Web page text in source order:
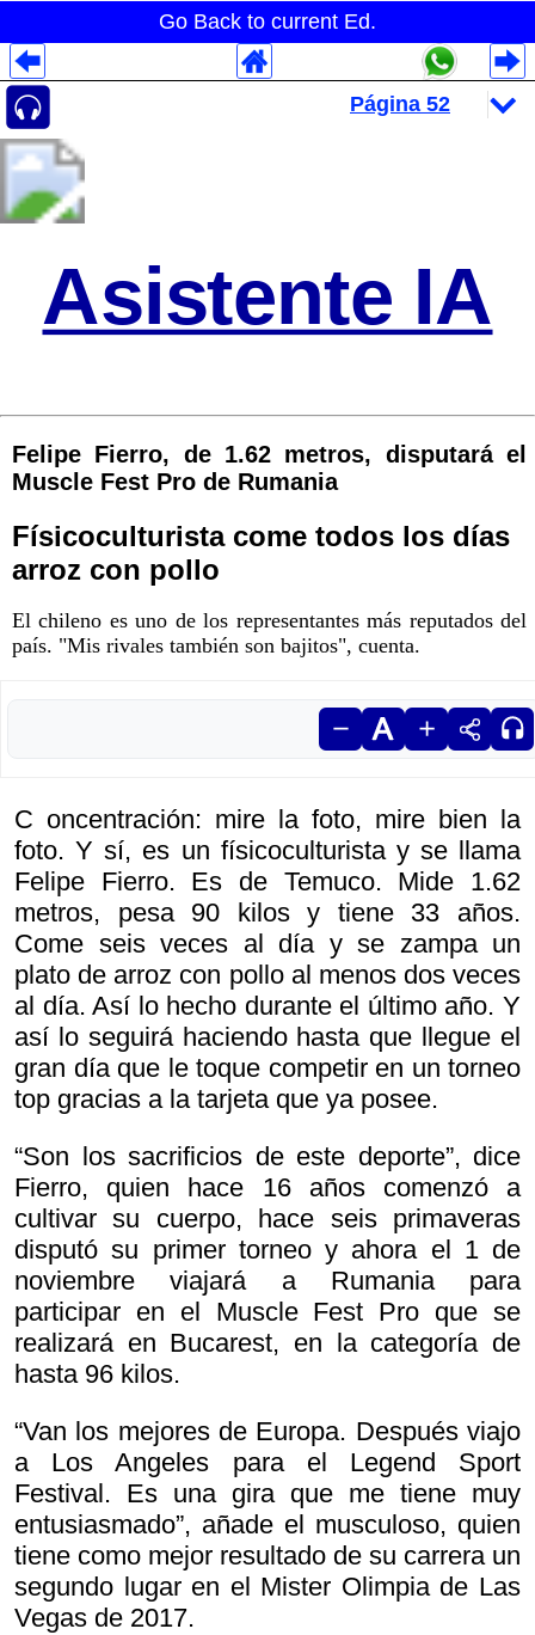
Go Back to current Ed.
Asistente IA
Felipe Fierro, de 1.62 metros, disputará el
Muscle Fest Pro de Rumania
Físicoculturista come todos los días
arroz con pollo
El chileno es uno de los representantes más reputados del
país. "Mis rivales también son bajitos", cuenta.
C oncentración: mire la foto, mire bien la
foto. Y sí, es un físicoculturista y se llama
Felipe Fierro. Es de Temuco. Mide 1.62
metros, pesa 90 kilos y tiene 33 años.
Come seis veces al día y se zampa un
plato de arroz con pollo al menos dos veces
al día. Así lo hecho durante el último año. Y
así lo seguirá haciendo hasta que llegue el
gran día que le toque competir en un torneo
top gracias a la tarjeta que ya posee.
“Son los sacrificios de este deporte”, dice
Fierro, quien hace 16 años comenzó a
cultivar su cuerpo, hace seis primaveras
disputó su primer torneo y ahora el 1 de
noviembre viajará a Rumania para
participar en el Muscle Fest Pro que se
realizará en Bucarest, en la categoría de
hasta 96 kilos.
“Van los mejores de Europa. Después viajo
a Los Angeles para el Legend Sport
Festival. Es una gira que me tiene muy
entusiasmado”, añade el musculoso, quien
tiene como mejor resultado de su carrera un
segundo lugar en el Mister Olimpia de Las
Vegas de 2017.
Despliegues Analytics
Despliegues Totales
Despliegues por Rubros